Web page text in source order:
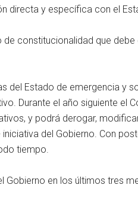
directa y específica con el
constitucionalidad que debe
del Estado de emergencia y
Durante el año siguiente el
y podrá derogar,
del Gobierno. Con
tiempo.
en los últimos tres